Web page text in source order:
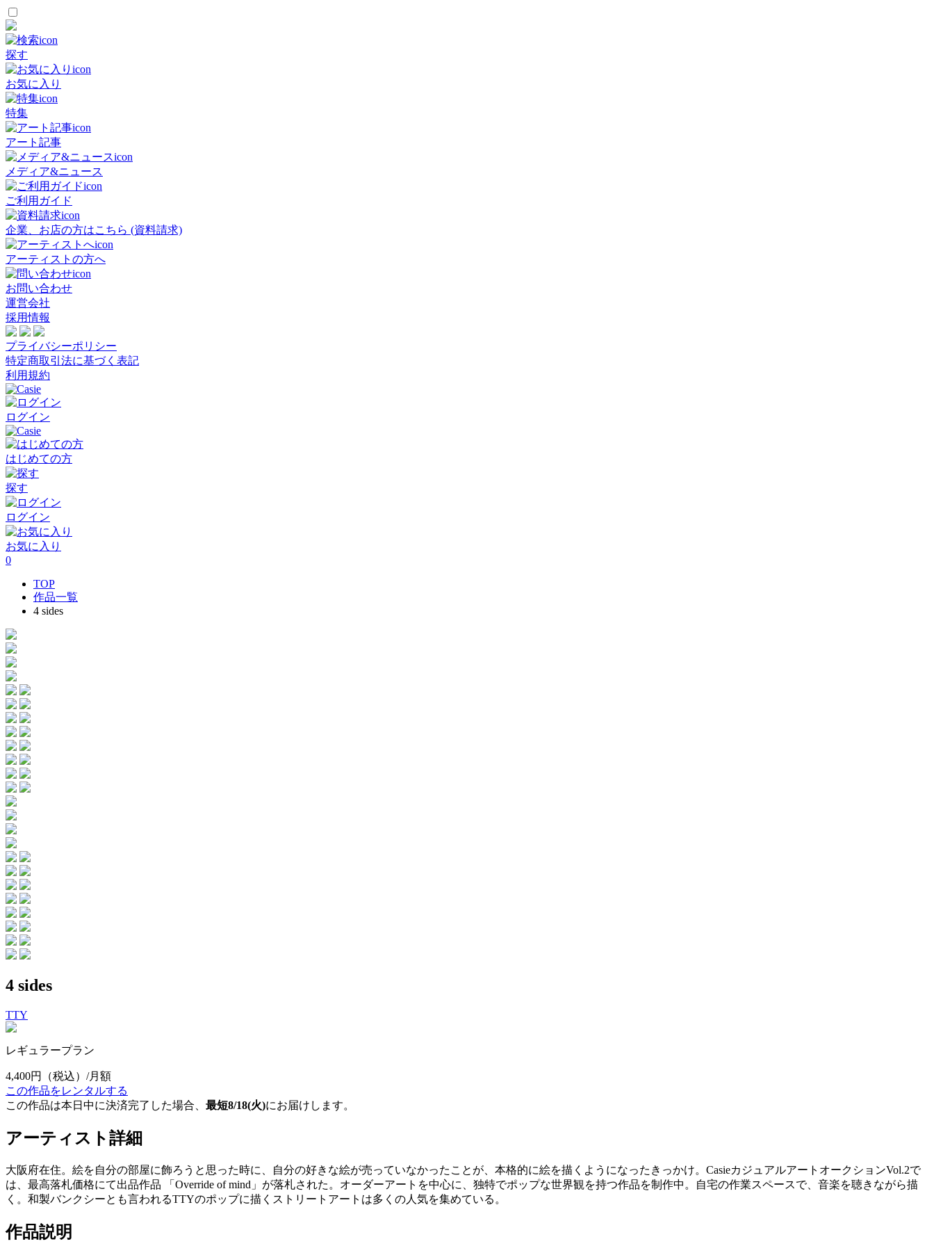
探す
お気に入り
特集
アート記事
メディア&ニュース
ご利用ガイド
企業、お店の方はこちら (資料請求)
アーティストの方へ
お問い合わせ
運営会社
採用情報
プライバシーポリシー
特定商取引法に基づく表記
利用規約
ログイン
はじめての方
探す
ログイン
お気に入り
0
TOP
作品一覧
4 sides
4 sides
TTY
レギュラープラン
4,400円
（税込）/月額
この作品をレンタルする
この作品は本日中に決済完了した場合、 最短8/18(火)にお届けします。
アーティスト詳細
大阪府在住。絵を自分の部屋に飾ろうと思った時に、自分の好きな絵が売っていなかったことが、本格的に絵を描くようになったきっかけ。CasieカジュアルアートオークションVol.2で
は、最高落札価格にて出品作品 「Override of mind」が落札された。オーダーアートを中心に、独特でポップな世界観を持つ作品を制作中。自宅の作業スペースで、音楽を聴きながら描
く。和製バンクシーとも言われるTTYのポップに描くストリートアートは多くの人気を集めている。
作品説明